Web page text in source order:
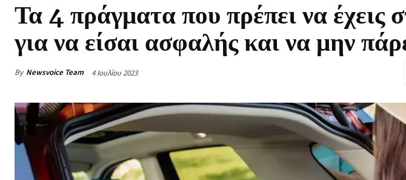
Τα 4 πράγματα που πρέπει να έχεις
για να είσαι ασφαλής και να μην
By Newsvoice Team 4 Ιουλίου 2023